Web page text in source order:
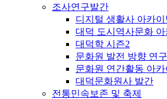
조사연구발간
디지털 생활사 아카이
대덕 도시역사문화 아
대덕학 시즌2
문화원 발전 방향 연구
문화원 연간활동 아카
대덕문화원사 발간
전통민속보존 및 축제